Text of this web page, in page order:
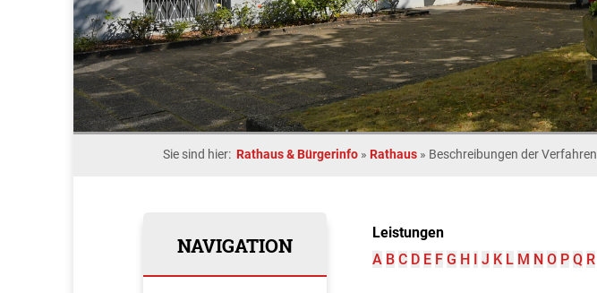
Sie sind hier: Rathaus & Bürgerinfo » Rathaus » Beschreibungen der Verfahren
NAVIGATION
Leistungen
A B C D E F G H I J K L M N O P Q R